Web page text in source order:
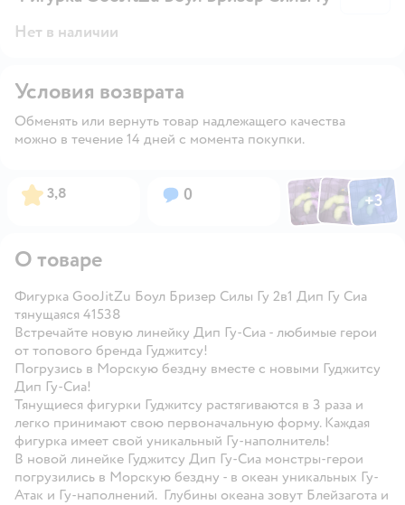
Нет в наличии
Условия возврата
Обменять или вернуть товар надлежащего качества
можно в течение 14 дней с момента покупки.
Рейтинг:
3,8 Вопросов:
0 ФотоФотоФото
+3
Открыть
О товаре
Фигурка GooJitZu Боул Бризер Силы Гу 2в1 Дип Гу Сиа
тянущаяся 41538
Встречайте новую линейку Дип Гу-Сиа - любимые герои
от топового бренда Гуджитсу!
Погрузись в Морскую бездну вместе с новыми Гуджитсу
Дип Гу-Сиа!
Тянущиеся фигурки Гуджитсу растягиваются в 3 раза и
легко принимают свою первоначальную форму. Каждая
фигурка имеет свой уникальный Гу-наполнитель!
В новой линейке Гуджитсу Дип Гу-Сиа монстры-герои
погрузились в Морскую бездну - в океан уникальных Гу-
Атак и Гу-наполнений. Глубины океана зовут Блейзагота и